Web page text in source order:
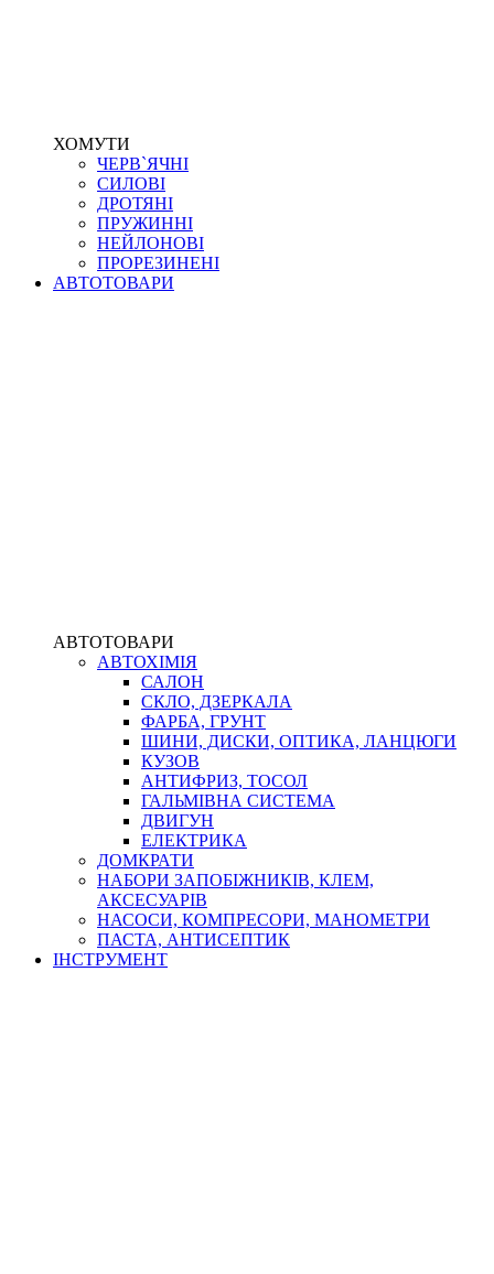
ХОМУТИ
ЧЕРВ`ЯЧНІ
СИЛОВІ
ДРОТЯНІ
ПРУЖИННІ
НЕЙЛОНОВІ
ПРОРЕЗИНЕНІ
АВТОТОВАРИ
АВТОТОВАРИ
АВТОХІМІЯ
САЛОН
СКЛО, ДЗЕРКАЛА
ФАРБА, ГРУНТ
ШИНИ, ДИСКИ, ОПТИКА, ЛАНЦЮГИ
КУЗОВ
АНТИФРИЗ, ТОСОЛ
ГАЛЬМІВНА СИСТЕМА
ДВИГУН
ЕЛЕКТРИКА
ДОМКРАТИ
НАБОРИ ЗАПОБІЖНИКІВ, КЛЕМ,
АКСЕСУАРІВ
НАСОСИ, КОМПРЕСОРИ, МАНОМЕТРИ
ПАСТА, АНТИСЕПТИК
ІНСТРУМЕНТ